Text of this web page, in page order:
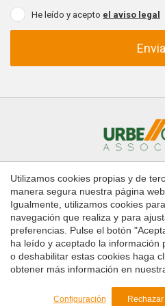
He leído y acepto el aviso legal
Inicio Comprar
Administración de
Copyright © 2026
Aviso
Política de
by
Utilizamos cookies propias y de
manera segura nuestra página
Igualmente, utilizamos cookies
navegación que realiza y para
preferencias. Pulse el botón
ha leído y aceptado la información
o deshabilitar estas cookies haga
obtener más información en
Configuración Rechazar
Guardar configuración